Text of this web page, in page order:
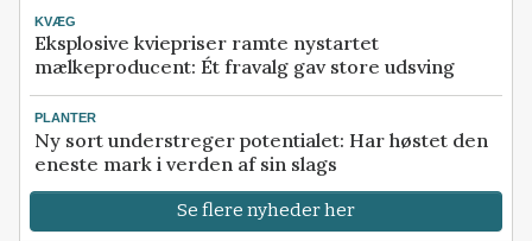
KVÆG
Eksplosive kviepriser ramte nystartet
mælkeproducent: Ét fravalg gav store udsving
PLANTER
Ny sort understreger potentialet: Har høstet den
eneste mark i verden af sin slags
Se flere nyheder her